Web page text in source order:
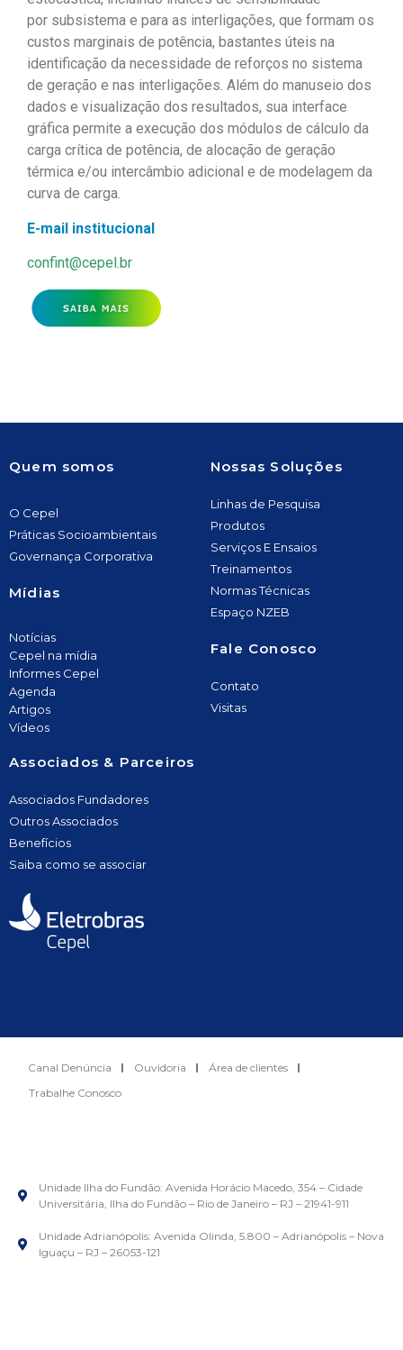
por subsistema e para as interligações, que formam os
custos marginais de potência, bastantes úteis na
identificação da necessidade de reforços no sistema
de geração e nas interligações. Além do manuseio dos
dados e visualização dos resultados, sua interface
gráfica permite a execução dos módulos de cálculo da
carga crítica de potência, de alocação de geração
térmica e/ou intercâmbio adicional e de modelagem da
curva de carga.
E-mail institucional
confint@cepel.br
Quem somos
O Cepel
Práticas Socioambientais
Governança Corporativa
Mídias
Notícias
Cepel na mídia
Informes Cepel
Agenda
Artigos
Vídeos
Nossas Soluções
Linhas de Pesquisa
Produtos
Serviços E Ensaios
Treinamentos
Normas Técnicas
Espaço NZEB
Fale Conosco
Contato
Visitas
Associados & Parceiros
Associados Fundadores
Outros Associados
Benefícios
Saiba como se associar
Canal Denúncia Ouvidoria
Área de clientes
Trabalhe Conosco
Unidade Ilha do Fundão: Avenida Horácio Macedo, 354 – Cidade
Universitária, Ilha do Fundão – Rio de Janeiro – RJ – 21941-911
Unidade Adrianópolis: Avenida Olinda, 5.800 – Adrianópolis – Nova
Iguaçu – RJ – 26053-121